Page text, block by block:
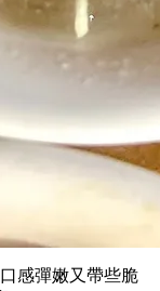
感彈嫩又帶些脆